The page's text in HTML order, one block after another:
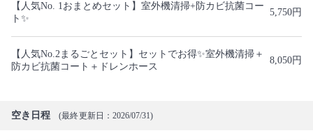
【人気No. 1おまとめセット】室外機清掃+防カビ抗菌コー
ト✨
5,750円
【人気No.2まるごとセット】セットでお得✨室外機清掃＋
防カビ抗菌コート＋ドレンホース
8,050円
空き日程 (最終更新日：2026/07/31)